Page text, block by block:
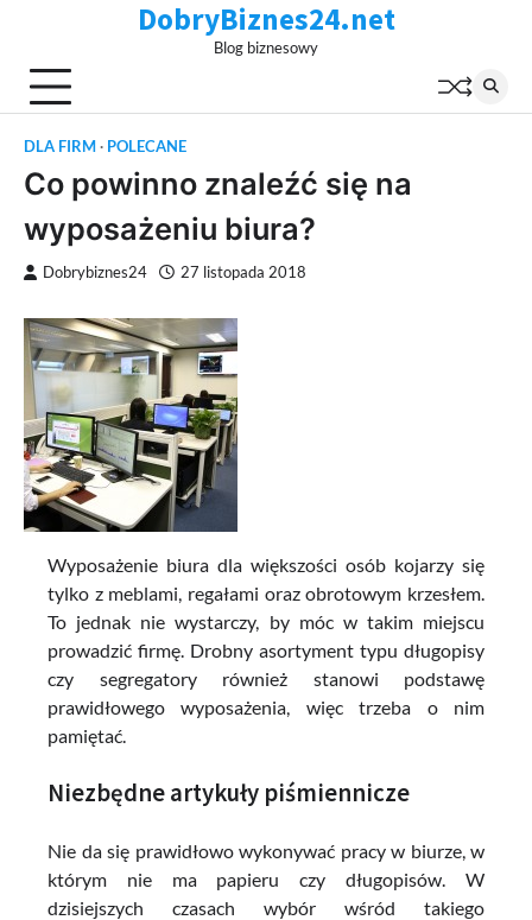
content
DobryBiznes24.net
Blog biznesowy
DLA FIRM POLECANE
Co powinno znaleźć się na
wyposażeniu biura?
Dobrybiznes24 27 listopada 2018
Wyposażenie biura dla większości osób kojarzy się
tylko z meblami, regałami oraz obrotowym krzesłem.
To jednak nie wystarczy, by móc w takim miejscu
prowadzić firmę. Drobny asortyment typu długopisy
czy segregatory również stanowi podstawę
prawidłowego wyposażenia, więc trzeba o nim
pamiętać.
Niezbędne artykuły piśmiennicze
Nie da się prawidłowo wykonywać pracy w biurze, w
którym nie ma papieru czy długopisów. W
dzisiejszych czasach wybór wśród takiego